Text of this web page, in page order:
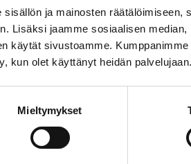
ja mainosten räätälöimiseen,
Lisäksi jaamme sosiaalisen
käytät sivustoamme.
kun olet käyttänyt heidän palvelujaan.
Mieltymykset